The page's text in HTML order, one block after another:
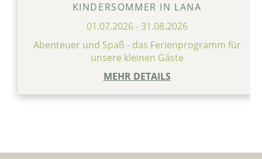
KINDERSOMMER IN LANA
01.07.2026-31.08.2026
Abenteuer und Spaß - das Ferienprogramm für
unsere kleinen Gäste
MEHR DETAILS